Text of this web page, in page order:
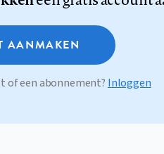
AANMAKEN
of een abonnement? Inloggen